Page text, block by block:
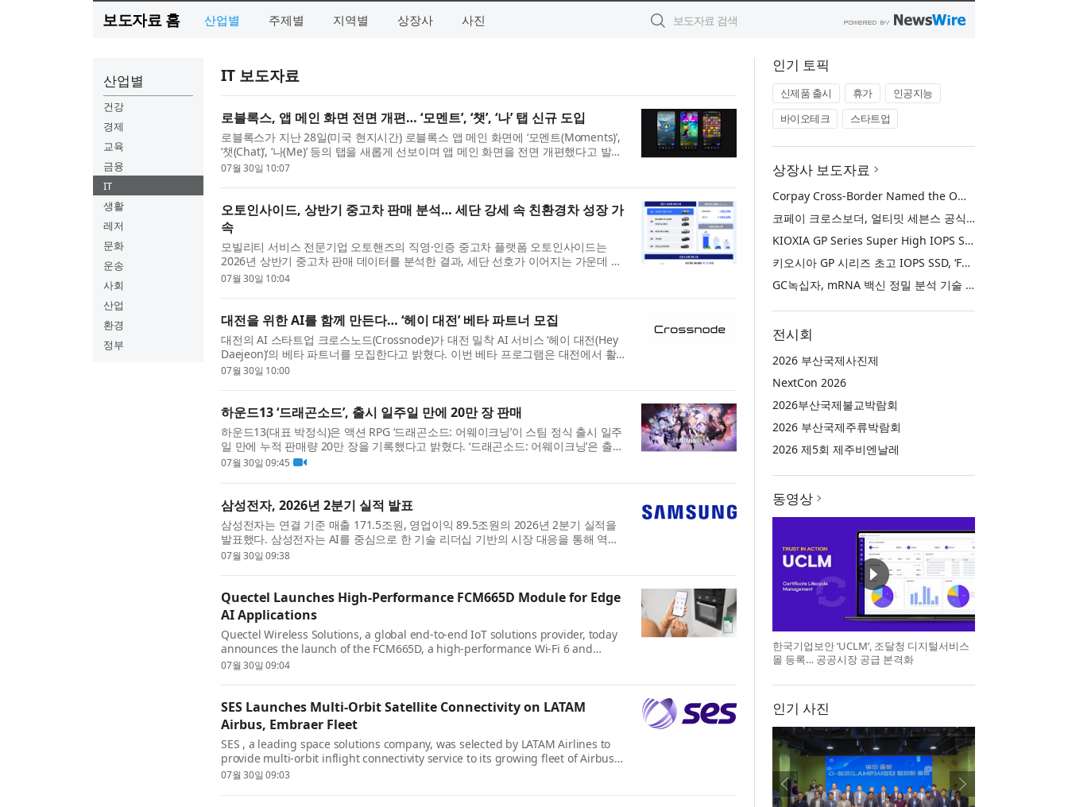
보도자료 홈 산업별 주제별 지역별 상장사 사진
산업별
건강
경제
교육
금융
IT
생활
레저
문화
운송
사회
산업
환경
정부
IT 보도자료
로블록스, 앱 메인 화면 전면 개편… ‘모멘트’, ‘챗’, ‘나’ 탭 신규 도입
로블록스가 지난 28일(미국 현지시간) 로블록스 앱 메인 화면에 ‘모멘트(Moments)’,
‘챗(Chat)’, ‘나(Me)’ 등의 탭을 새롭게 선보이며 앱 메인 화면을 전면 개편했다고 발표
했다. · 모멘트(Moments) 탭: 모멘트 탭은 다이내...
07월 30일 10:07
오토인사이드, 상반기 중고차 판매 분석… 세단 강세 속 친환경차 성장 가
속
모빌리티 서비스 전문기업 오토핸즈의 직영·인증 중고차 플랫폼 오토인사이드는
2026년 상반기 중고차 판매 데이터를 분석한 결과, 세단 선호가 이어지는 가운데 친
환경차 판매 확대 흐름이 두드러졌다고 30일 밝혔다. 특히...
07월 30일 10:04
대전을 위한 AI를 함께 만든다… ‘헤이 대전’ 베타 파트너 모집
대전의 AI 스타트업 크로스노드(Crossnode)​가 대전 밀착 AI 서비스 ‘헤이 대전(Hey
Daejeon)’​의 베타 파트너를 모집한다고 밝혔다. 이번 베타 프로그램은 대전에서 활
동하는 스타트업, 예비창업자, 소상공인 등을 대상으...
07월 30일 10:00
하운드13 ‘드래곤소드’, 출시 일주일 만에 20만 장 판매
하운드13(대표 박정식)은 액션 RPG ‘드래곤소드: 어웨이크닝’이 스팀 정식 출시 일주
일 만에 누적 판매량 20만 장을 기록했다고 밝혔다. ‘드래곤소드: 어웨이크닝’은 출시
이후 스팀 이용자 90%의 ‘매우 긍정적(Very Positi...
07월 30일 09:45
삼성전자, 2026년 2분기 실적 발표
삼성전자는 연결 기준 매출 171.5조원, 영업이익 89.5조원의 2026년 2분기 실적을
발표했다. 삼성전자는 AI를 중심으로 한 기술 리더십 기반의 시장 대응을 통해 역대
최대 분기 매출과 영업이익을 달성했다. 전사 매출은 ...
07월 30일 09:38
Quectel Launches High-Performance FCM665D Module for Edge
AI Applications
Quectel Wireless Solutions, a global end-to-end IoT solutions provider, today
announces the launch of the FCM665D, a high-performance Wi-Fi 6 and
Bluetooth module with edge AI processing capabilities, design...
07월 30일 09:04
SES Launches Multi-Orbit Satellite Connectivity on LATAM
Airbus, Embraer Fleet
SES , a leading space solutions company, was selected by LATAM Airlines to
provide multi-orbit inflight connectivity service to its growing fleet of Airbus
and Embraer aircraft, solidifying SES’s position as...
07월 30일 09:03
인기 토픽
신제품 출시 휴가
인공지능
바이오테크
스타트업
상장사 보도자료
Corpay Cross-Border Named the Official FX Partner of Ultimate Sevens
코페이 크로스보더, 얼티밋 세븐스 공식 FX 파트너로 선정
KIOXIA GP Series Super High IOPS SSD Named ‘Best of Show’ at FMS: the Future of Memory and Storage 2026
키오시아 GP 시리즈 초고 IOPS SSD, ‘FMS: 메모리 및 스토리지의 미래 2026’에서 ‘베스트 오브 쇼’ 수상
GC녹십자, mRNA 백신 정밀 분석 기술 확보… 국제 학술지 논문 게재
전시회
2026 부산국제사진제
NextCon 2026
2026부산국제불교박람회
2026 부산국제주류박람회
2026 제5회 제주비엔날레
동영상
한국기업보안 ‘UCLM’, 조달청 디지털서비스
몰 등록… 공공시장 공급 본격화
인기 사진